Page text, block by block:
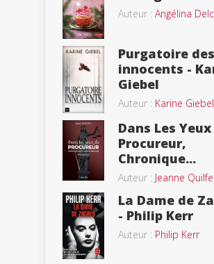
Auteur : Angélina
Purgatoire des
innocents -
Giebel
Auteur : Karine Giebel
Dans Les Yeux
Procureur,
Chronique...
Auteur : Jeanne
La Dame de
- Philip Kerr
Auteur : Philip Kerr